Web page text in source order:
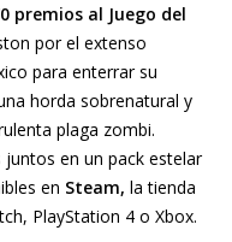
premios al Juego del
por el extenso
para enterrar su
horda sobrenatural y
plaga zombi.
en un pack estelar
en Steam, la tienda
PlayStation 4 o Xbox.